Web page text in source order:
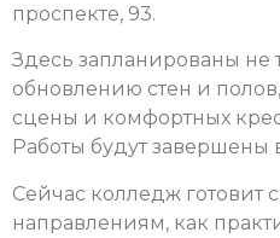
проспекте, 93.
Здесь запланированы не
обновлению стен и
сцены и комфортных
Работы будут завершены
Сейчас колледж готовит
направлениям, как